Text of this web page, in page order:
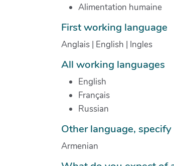
Alimentation humaine
First working language
Anglais | English | Ingles
All working languages
English
Français
Russian
Other language, specify
Armenian